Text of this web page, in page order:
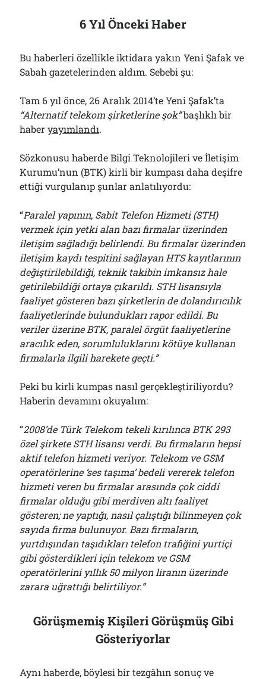
6 Yıl Önceki Haber
Bu haberleri özellikle iktidara yakın Yeni Şafak ve
Sabah gazetelerinden aldım. Sebebi şu:
Tam 6 yıl önce, 26 Aralık 2014’te Yeni Şafak’ta
“Alternatif telekom şirketlerine şok”başlıklı bir
haberyayımlandı.
Sözkonusu haberde Bilgi Teknolojileri ve İletişim
Kurumu’nun (BTK) kirli bir kumpası daha deşifre
ettiği vurgulanıp şunlar anlatılıyordu:
“Paralel yapının, Sabit Telefon Hizmeti (STH)
vermek için yetki alan bazı firmalar üzerinden
iletişim sağladığı belirlendi. Bu firmalar üzerinden
iletişim kaydı tespitini sağlayan HTS kayıtlarının
değiştirilebildiği, teknik takibin imkansız hale
getirilebildiği ortaya çıkarıldı. STH lisansıyla
faaliyet gösteren bazı şirketlerin de dolandırıcılık
faaliyetlerinde bulundukları rapor edildi. Bu
veriler üzerine BTK, paralel örgüt faaliyetlerine
aracılık eden, sorumluluklarını kötüye kullanan
firmalarla ilgili harekete geçti.”
Peki bu kirli kumpas nasıl gerçekleştiriliyordu?
Haberin devamını okuyalım:
“2008’de Türk Telekom tekeli kırılınca BTK 293
özel şirkete STH lisansı verdi. Bu firmaların hepsi
aktif telefon hizmeti veriyor. Telekom ve GSM
operatörlerine ‘ses taşıma’ bedeli vererek telefon
hizmeti veren bu firmalar arasında çok ciddi
firmalar olduğu gibi merdiven altı faaliyet
gösteren; ne yaptığı, nasıl çalıştığı bilinmeyen çok
sayıda firma bulunuyor. Bazı firmaların,
yurtdışından taşıdıkları telefon trafiğini yurtiçi
gibi gösterdikleri için telekom ve GSM
operatörlerini yıllık 50 milyon liranın üzerinde
zarara uğrattığı belirtiliyor.”
Görüşmemiş Kişileri Görüşmüş Gibi
Gösteriyorlar
Aynı haberde, böylesi bir tezgâhın sonuç ve